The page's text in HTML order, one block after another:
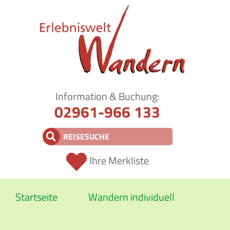
Information & Buchung:
02961-966 133
Ihre Merkliste
Startseite Wandern individuell